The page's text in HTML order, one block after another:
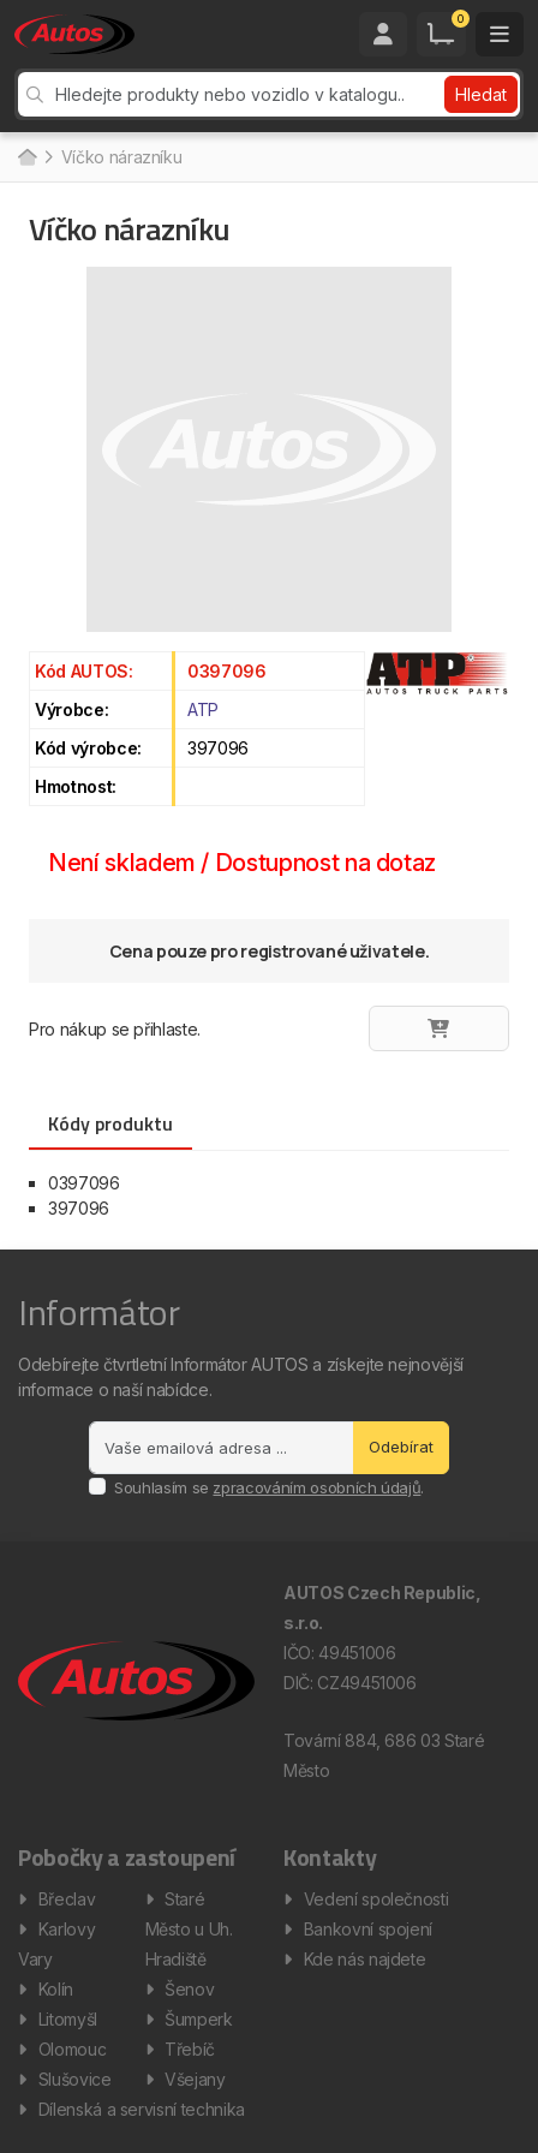
0
Hledat
Víčko nárazníku
Víčko nárazníku
Kód AUTOS:
0397096
Výrobce:
ATP
Kód výrobce:
397096
Hmotnost:
Není skladem / Dostupnost na dotaz
Cena pouze pro registrované uživatele.
Pro nákup se přihlaste.
Kódy produktu
0397096
397096
Informátor
Odebírejte čtvrtletní Informátor AUTOS a získejte nejnovější
informace o naší nabídce.
Odebírat
Souhlasím se zpracováním osobních údajů.
AUTOS Czech Republic,
s.r.o.
IČO: 49451006
DIČ: CZ49451006
Tovární 884, 686 03 Staré
Město
Pobočky a zastoupení
Břeclav
Karlovy
Vary
Kolín
Litomyšl
Olomouc
Slušovice
Staré
Město u Uh.
Hradiště
Šenov
Šumperk
Třebíč
Všejany
Dílenská a servisní technika
Kontakty
Vedení společnosti
Bankovní spojení
Kde nás najdete